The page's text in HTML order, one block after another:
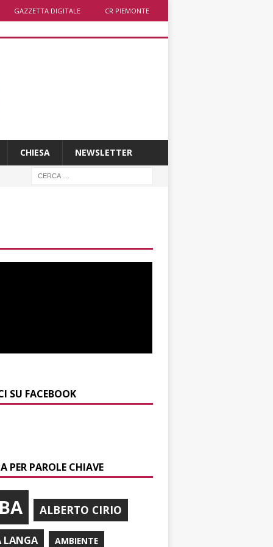
GAZZETTA DIGITALE CR PIEMONTE
CHIESA NEWSLETTER
SU FACEBOOK
PER PAROLE CHIAVE
ALBERTO CIRIO
LANGA AMBIENTE